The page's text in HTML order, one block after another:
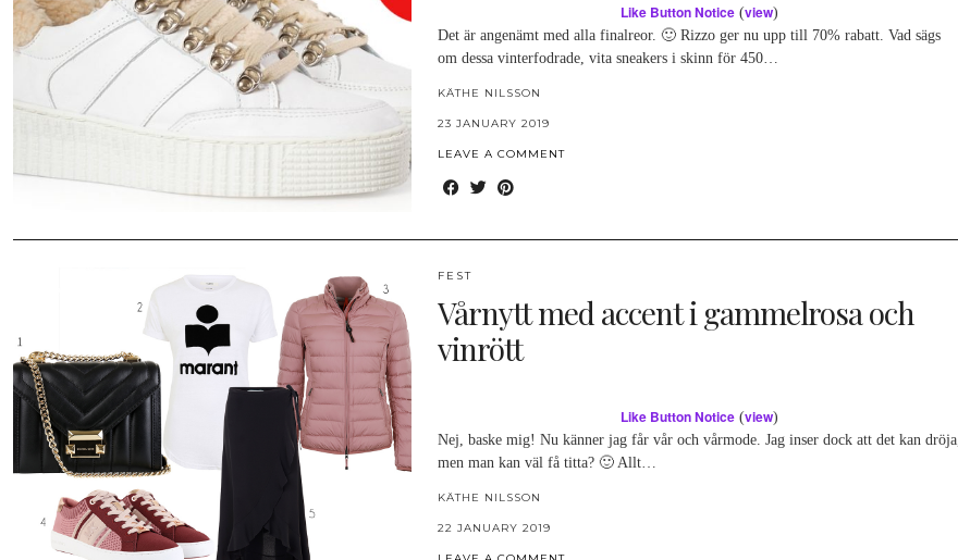
Like Button Notice (view)
Det är angenämt med alla finalreor. 🙂 Rizzo ger nu upp till 70% rabatt. Vad sägs
om dessa vinterfodrade, vita sneakers i skinn för 450…
KÄTHE NILSSON
23 JANUARY 2019
LEAVE A COMMENT
FEST
Vårnytt med accent i gammelrosa och
vinrött
Like Button Notice (view)
Nej, baske mig! Nu känner jag får vår och vårmode. Jag inser dock att det kan dröja,
men man kan väl få titta? 🙂 Allt…
KÄTHE NILSSON
22 JANUARY 2019